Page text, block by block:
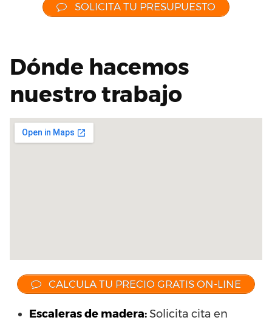
SOLICITA TU PRESUPUESTO
Dónde hacemos
nuestro trabajo
CALCULA TU PRECIO GRATIS ON-LINE
Escaleras de madera:Solicita cita en